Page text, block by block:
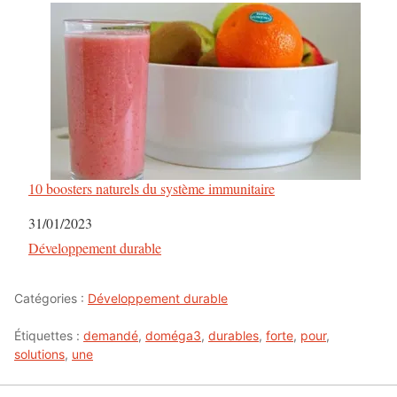
10 boosters naturels du système immunitaire
Date
31/01/2023
Par rapport à
Développement durable
Catégories : Développement durable
Étiquettes : demandé, doméga3, durables, forte, pour,
solutions, une